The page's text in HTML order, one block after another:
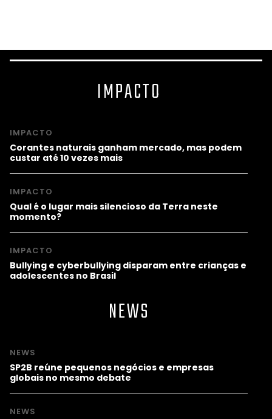
IMPACTO
IMPACTO
Corantes naturais ganham mercado, mas podem
custar até 10 vezes mais
IMPACTO
Qual é o lugar mais silencioso da Terra neste
momento?
IMPACTO
Bullying e cyberbullying disparam entre crianças e
adolescentes no Brasil
NEWS
NEWS
SP2B reúne pequenos negócios e empresas
globais no mesmo debate
NEWS